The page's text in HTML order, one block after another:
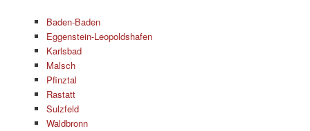
Baden-Baden
Eggenstein-Leopoldshafen
Karlsbad
Malsch
Pfinztal
Rastatt
Sulzfeld
Waldbronn